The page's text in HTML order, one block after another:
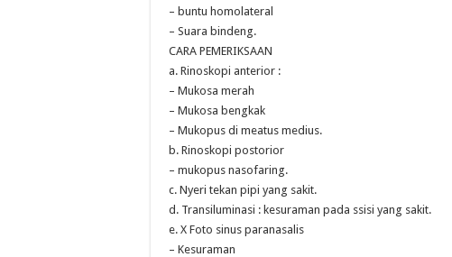
– buntu homolateral
– Suara bindeng.
CARA PEMERIKSAAN
a. Rinoskopi anterior :
– Mukosa merah
– Mukosa bengkak
– Mukopus di meatus medius.
b. Rinoskopi postorior
– mukopus nasofaring.
c. Nyeri tekan pipi yang sakit.
d. Transiluminasi : kesuraman pada ssisi yang sakit.
e. X Foto sinus paranasalis
– Kesuraman